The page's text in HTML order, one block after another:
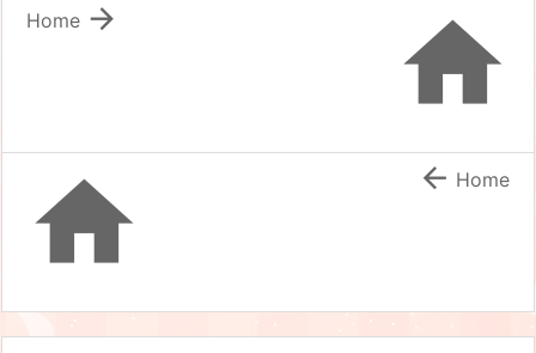


Home
  Home